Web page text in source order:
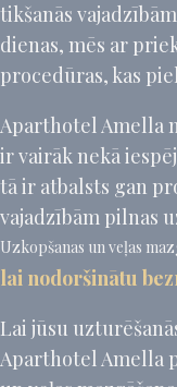
tikšanās
dienas, mēs ar
procedūras, kas
Aparthotel Amella
ir vairāk nekā
tā ir atbalsts gan
vajadzībām pilnas
Uzkopšanas un veļas
lai nodoršinātu
Lai jūsu
Aparthotel Amella